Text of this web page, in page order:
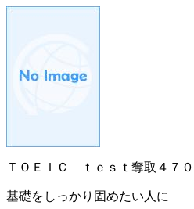
ＴＯＥＩＣ ｔｅｓｔ奪取４７０
基礎をしっかり固めたい人に